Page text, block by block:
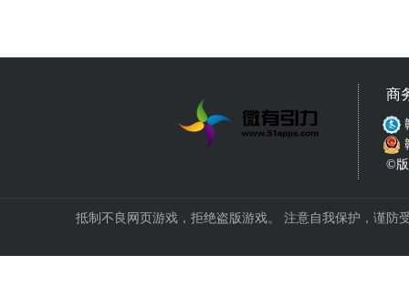
商
©版
抵制不良网页游戏，拒绝盗版游戏。 注意自我保护，谨防